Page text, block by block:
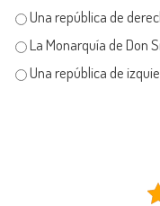
Una república de
La Monarquía de Don
Una república de